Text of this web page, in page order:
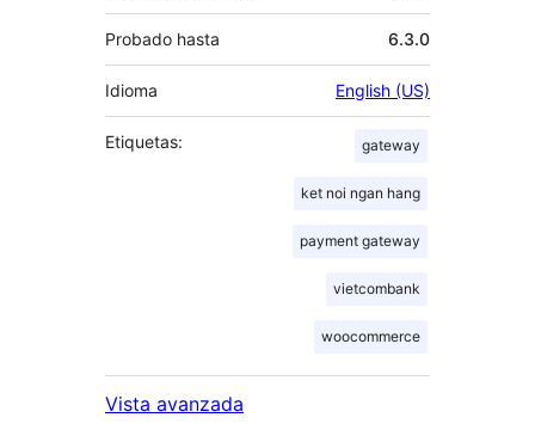
Probado hasta 6.3.0
Idioma English (US)
Etiquetas: gateway
ket noi ngan hang
payment gateway
vietcombank
woocommerce
Vista avanzada